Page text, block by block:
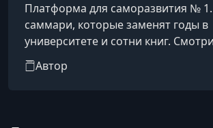
Платформа для саморазвития №
саммари, которые заменят годы в
университете и сотни книг.
слушайте фоном. Времени на
саморазвитие постоянно не
минутные лекции, чтобы вы
Автор